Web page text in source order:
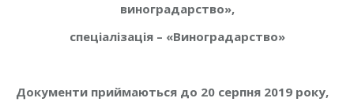
виноградарство»,
спеціалізація – «Виноградарство»
Документи приймаються до 20 серпня 2019 року,